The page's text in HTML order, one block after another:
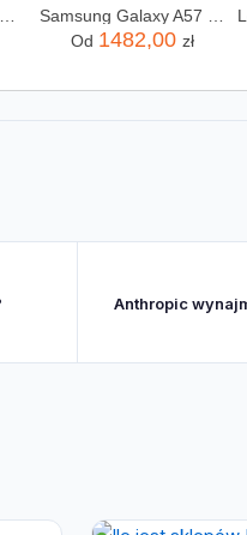
Słuchawki Samsung Galaxy Buds4 Pro czarne
Samsung Galaxy A57 5G 8/128GB Szary
Od 1482,00 zł
Anthropic